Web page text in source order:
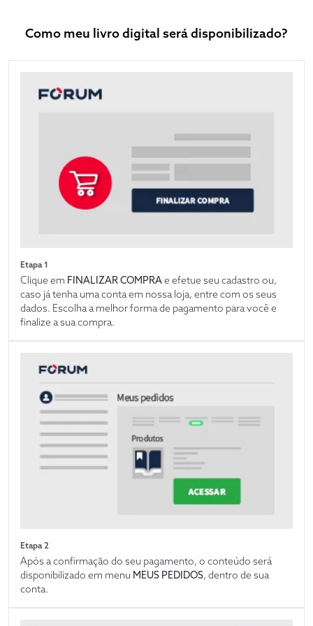
Como meu livro digital será disponibilizado?
Etapa 1
Clique em FINALIZAR COMPRAe efetue seu cadastro ou,
caso já tenha uma conta em nossa loja, entre com os seus
dados. Escolha a melhor forma de pagamento para você e
finalize a sua compra.
Etapa 2
Após a confirmação do seu pagamento, o conteúdo será
disponibilizado em menu MEUS PEDIDOS, dentro de sua
conta.